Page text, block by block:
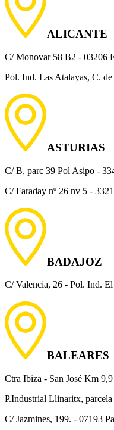
ALICANTE
C/ Monovar 58 B2 - 03206
Pol. Ind. Las Atalayas, C.
ASTURIAS
C/ B, parc 39 Pol Asipo -
C/ Faraday nº 26 nv 5 -
BADAJOZ
C/ Valencia, 26 - Pol. Ind.
BALEARES
Ctra Ibiza - San José Km
P.Industrial Llinaritx,
C/ Jazmines, 199. - 07193